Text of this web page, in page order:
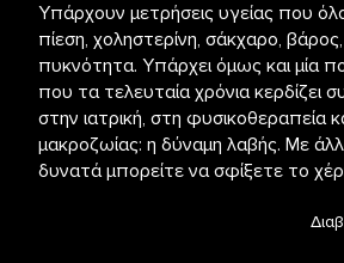
Υπάρχουν μετρήσεις υγείας που
πίεση, χοληστερίνη, σάκχαρο,
πυκνότητα. Υπάρχει όμως και μία
που τα τελευταία χρόνια κερδίζει
στην ιατρική, στη φυσικοθεραπεία
μακροζωίας: η δύναμη λαβής. Με
δυνατά μπορείτε να σφίξετε το